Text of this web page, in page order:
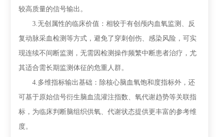
较高质量的信号输出。
3.无创属性的临床价值：相较于有创颅内血氧监测、反
复动脉采血检测等方式，避免了穿刺创伤、感染风险，可实
现连续不间断监测，无需因检测操作频繁中断患者治疗，尤
其适合需长期监测体征的危重人群。
4.多维指标输出基础：除核心脑血氧饱和度指标外，还
可基于原始信号衍生脑血流灌注指数、氧代谢趋势等关联指
标，为临床判断脑组织供氧、代谢状态提供更丰富的参考维
度。